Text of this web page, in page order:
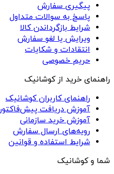
پیگیری سفارش
پاسخ به سوالات متداول
شرایط بازگرداندن کالا
ویرایش یا لغو سفارش
انتقادات و شکایات
حریم خصوصی
راهنمای خرید از کوشانیک
راهنمای کاربران کوشانیک
آموزش دریافت پیش‌فاکتور
آموزش خرید سازمانی
رویه‌های ارسال سفارش
شرایط استفاده و قوانین
شما و کوشانیک